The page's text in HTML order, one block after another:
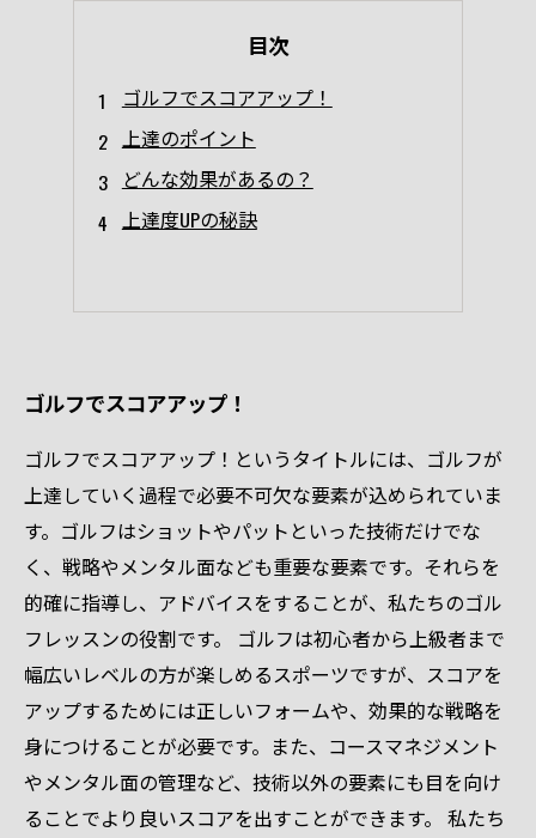
目次
ゴルフでスコアアップ！
上達のポイント
どんな効果があるの？
上達度UPの秘訣
ゴルフでスコアアップ！
ゴルフでスコアアップ！というタイトルには、ゴルフが
上達していく過程で必要不可欠な要素が込められていま
す。ゴルフはショットやパットといった技術だけでな
く、戦略やメンタル面なども重要な要素です。それらを
的確に指導し、アドバイスをすることが、私たちのゴル
フレッスンの役割です。 ゴルフは初心者から上級者まで
幅広いレベルの方が楽しめるスポーツですが、スコアを
アップするためには正しいフォームや、効果的な戦略を
身につけることが必要です。また、コースマネジメント
やメンタル面の管理など、技術以外の要素にも目を向け
ることでより良いスコアを出すことができます。 私たち